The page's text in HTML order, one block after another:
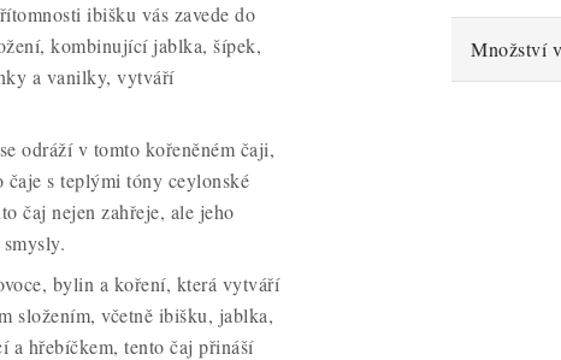
ibišku vás zavede do
kombinující jablka, šípek,
a vanilky, vytváří
odráží v tomto kořeněném čaji,
čaje s teplými tóny ceylonské
čaj nejen zahřeje, ale jeho
bylin a koření, která vytváří
složením, včetně ibišku, jablka,
a hřebíčkem, tento čaj přináší
Množství